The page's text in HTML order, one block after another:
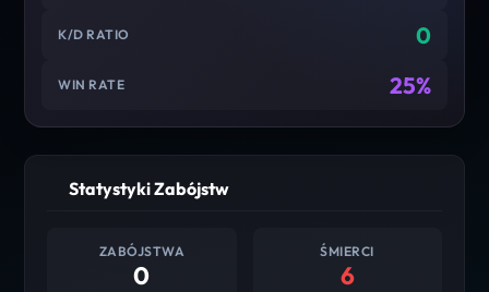
K/D RATIO 0
WIN RATE 25%
Statystyki Zabójstw
ZABÓJSTWA
0
ŚMIERCI
6